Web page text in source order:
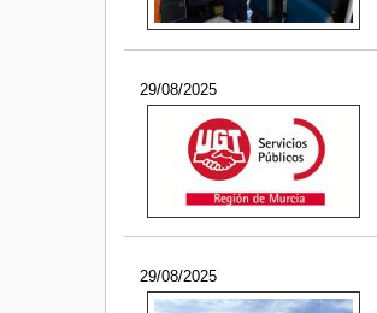
29/08/2025
29/08/2025